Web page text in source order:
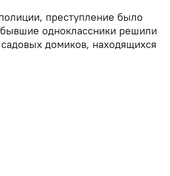
преступление было
одноклассники решили
домиков, находящихся